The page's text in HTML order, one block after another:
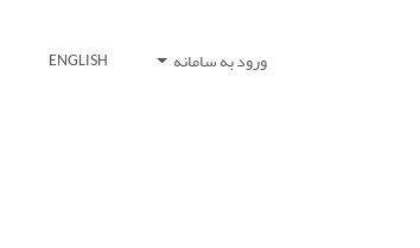
ورود به سامانه ENGLISH